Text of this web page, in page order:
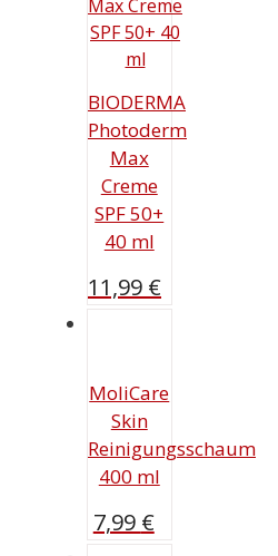
BIODERMA
Photoderm
Max
Creme
SPF 50+
40 ml
11,99 €
MoliCare
Skin
Reinigungsschaum
400 ml
7,99 €